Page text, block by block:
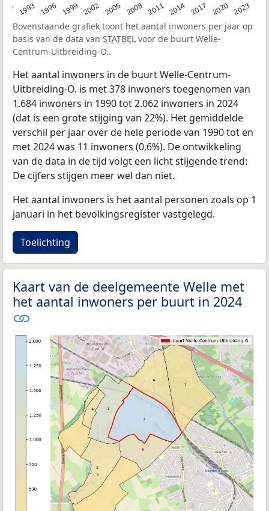
1993 1996 1999 2002 2005 2008 2011 2014 2017 2020 2023
Bovenstaande grafiek toont het aantal inwoners per jaar op
basis van de data van STATBEL voor de buurt Welle-
Centrum-Uitbreiding-O..
Het aantal inwoners in de buurt Welle-Centrum-
Uitbreiding-O. is met 378 inwoners toegenomen van
1.684 inwoners in 1990 tot 2.062 inwoners in 2024
(dat is een grote stijging van 22%). Het gemiddelde
verschil per jaar over de hele periode van 1990 tot en
met 2024 was 11 inwoners (0,6%). De ontwikkeling
van de data in de tijd volgt een licht stijgende trend:
De cijfers stijgen meer wel dan niet.
Het aantal inwoners is het aantal personen zoals op 1
januari in het bevolkingsregister vastgelegd.
Toelichting
Kaart van de deelgemeente Welle met
het aantal inwoners per buurt in 2024